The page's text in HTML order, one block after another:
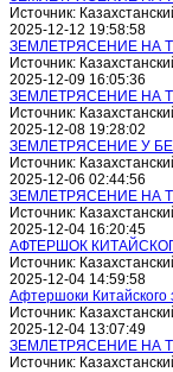
Источник:
2025-12-12 19:58:58
ЗЕМЛЕТРЯСЕНИЕ НА
Источник:
2025-12-09 16:05:36
ЗЕМЛЕТРЯСЕНИЕ НА
Источник:
2025-12-08 19:28:02
ЗЕМЛЕТРЯСЕНИЕ У
Источник:
2025-12-06 02:44:56
ЗЕМЛЕТРЯСЕНИЕ НА
Источник:
2025-12-04 16:20:45
АФТЕРШОК
Источник:
2025-12-04 14:59:58
Афтершоки Китайского
Источник:
2025-12-04 13:07:49
ЗЕМЛЕТРЯСЕНИЕ НА
Источник: